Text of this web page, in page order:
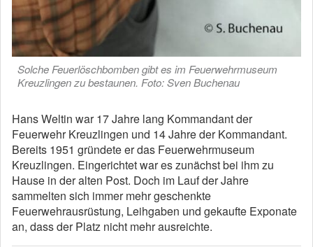
Solche Feuerlöschbomben gibt es im Feuerwehrmuseum
Kreuzlingen zu bestaunen. Foto: Sven Buchenau
Hans Weltin war 17 Jahre lang Kommandant der
Feuerwehr Kreuzlingen und 14 Jahre der Kommandant.
Bereits 1951 gründete er das Feuerwehrmuseum
Kreuzlingen. Eingerichtet war es zunächst bei ihm zu
Hause in der alten Post. Doch im Lauf der Jahre
sammelten sich immer mehr geschenkte
Feuerwehrausrüstung, Leihgaben und gekaufte Exponate
an, dass der Platz nicht mehr ausreichte.